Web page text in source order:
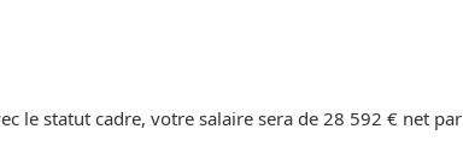
le statut cadre, votre salaire sera de 28 592 € net par